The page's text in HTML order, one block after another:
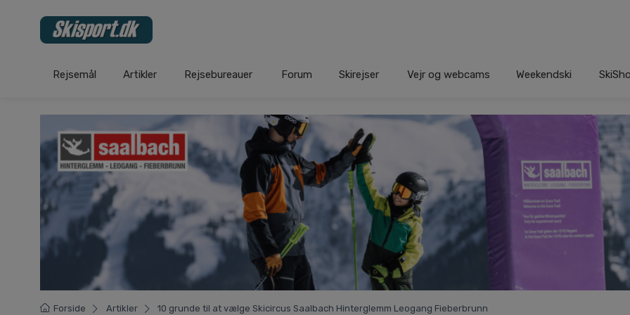
Rejsemål Artikler Rejsebureauer Forum Skirejser Vejr og webcams Weekendski
Forside Artikler 10 grunde til at vælge Skicircus Saalbach Hinterglemm Leogang Fieberbrunn